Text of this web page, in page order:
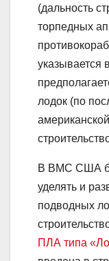
(дальность
торпедных
лодок (по
В ВМС США
уделять и
подводных
ПЛА типа